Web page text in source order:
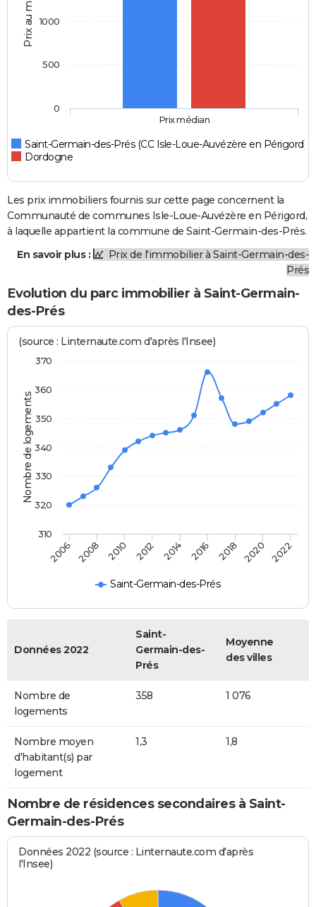
Prix au m2
Saint-Germain-des-Prés (CC Isle-Loue-Auvézère en Périgord)
Dordogne
Prix médian
0
500
1000
Les prix immobiliers fournis sur cette page concernent la
Communauté de communes Isle-Loue-Auvézère en Périgord,
à laquelle appartient la commune de Saint-Germain-des-Prés.
En savoir plus :
Prix de l'immobilier à Saint-Germain-des-
Prés
Evolution du parc immobilier à Saint-Germain-
des-Prés
Nombre de logements
(source : Linternaute.com d'après l'Insee)
Saint-Germain-des-Prés
2006 2008 2010 2012 2014 2016 2018 2020 2022
310
320
330
340
350
360
370
Données 2022
Saint-
Germain-des-
Prés
Moyenne
des villes
Nombre de
logements
358 1 076
Nombre moyen
d'habitant(s) par
logement
1,3 1,8
Nombre de résidences secondaires à Saint-
Germain-des-Prés
Données 2022 (source : Linternaute.com d'après
l'Insee)